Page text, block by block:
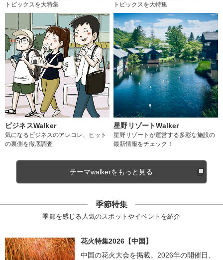
トピックスを大特集
トピックスを大特集
ビジネスWalker
気になるビジネスのアレコレ、ヒット
の裏側を徹底調査
星野リゾートWalker
星野リゾートが運営する多彩な施設の
最新情報をチェック！
テーマwalkerをもっと見る
季節特集
季節を感じる人気のスポットやイベントを紹介
花火特集2026【中国】
中国の花火大会を掲載。2026年の開催日、